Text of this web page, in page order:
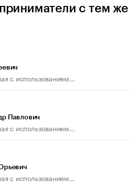
с тем же
с использованием...
Павлович
с использованием...
с использованием...